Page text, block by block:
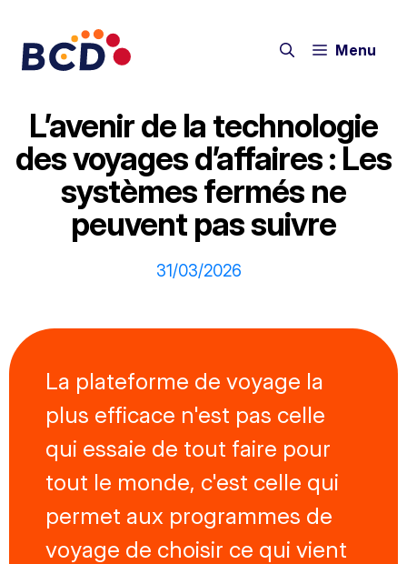
contenu
Menu
L’avenir de la technologie
des voyages d’affaires : Les
systèmes fermés ne
peuvent pas suivre
31/03/2026
La plateforme de voyage la
plus efficace n'est pas celle
qui essaie de tout faire pour
tout le monde, c'est celle qui
permet aux programmes de
voyage de choisir ce qui vient